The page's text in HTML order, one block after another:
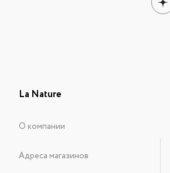
La Nature
О компании
Адреса магазинов